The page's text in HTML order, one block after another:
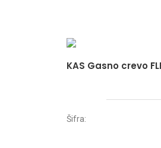
KAS Gasno crevo
Šifra: